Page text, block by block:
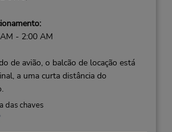
- 2:00 AM
de avião, o balcão de locação está
a uma curta distância do
das chaves